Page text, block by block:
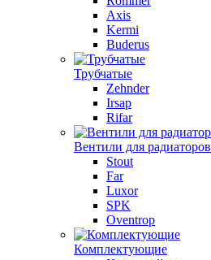
Axis
Kermi
Buderus
Трубчатые
Zehnder
Irsap
Rifar
Вентили для радиаторов
Stout
Far
Luxor
SPK
Oventrop
Комплектующие